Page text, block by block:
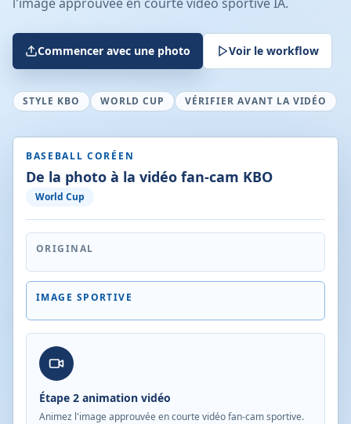
Commencer avec une photo Voir le workflow
STYLE KBO WORLD CUP VÉRIFIER AVANT LA VIDÉO
BASEBALL CORÉEN
De la photo à la vidéo fan-cam KBO
World Cup
ORIGINAL
IMAGE SPORTIVE
Étape 2 animation vidéo
Animez l'image approuvée en courte vidéo fan-cam sportive.